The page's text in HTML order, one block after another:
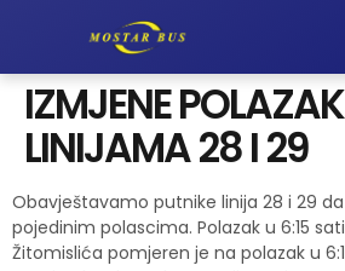
IZMJENE
LINIJAMA 28 I 29
Obavještavamo putnike linija 28 i 29
pojedinim polascima. Polazak u 6:15
Žitomislića pomjeren je na polazak u